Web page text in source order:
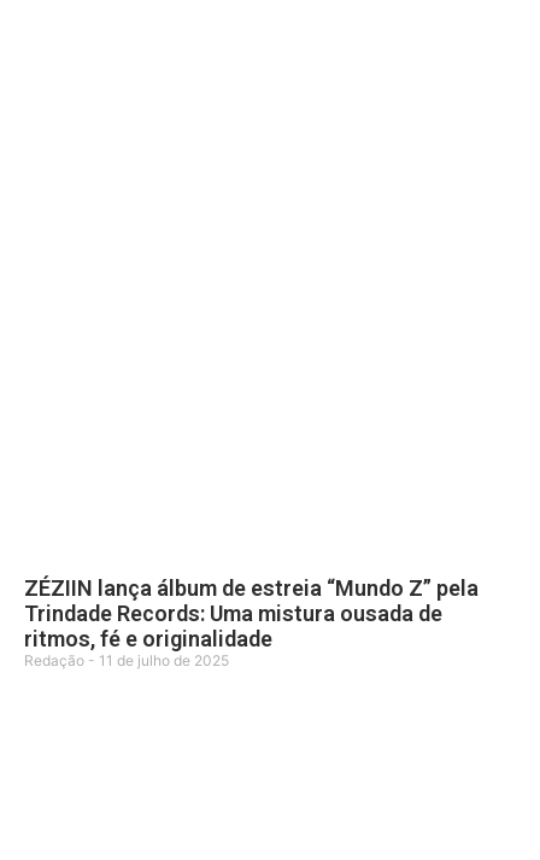
ZÉZIIN lança álbum de estreia “Mundo Z” pela
Trindade Records: Uma mistura ousada de
ritmos, fé e originalidade
Redação 11 de julho de 2025